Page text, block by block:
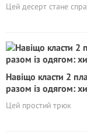
Цей десерт стане
Навіщо класти 2
разом із одягом:
Цей простий трюк